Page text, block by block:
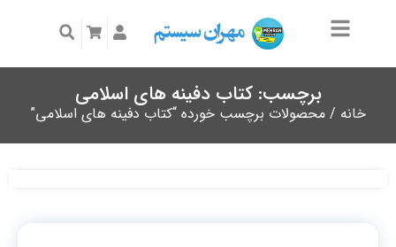
برچسب: کتاب دفینه های اسلامی
خانه / محصولات برچسب خورده “کتاب دفینه های اسلامی”